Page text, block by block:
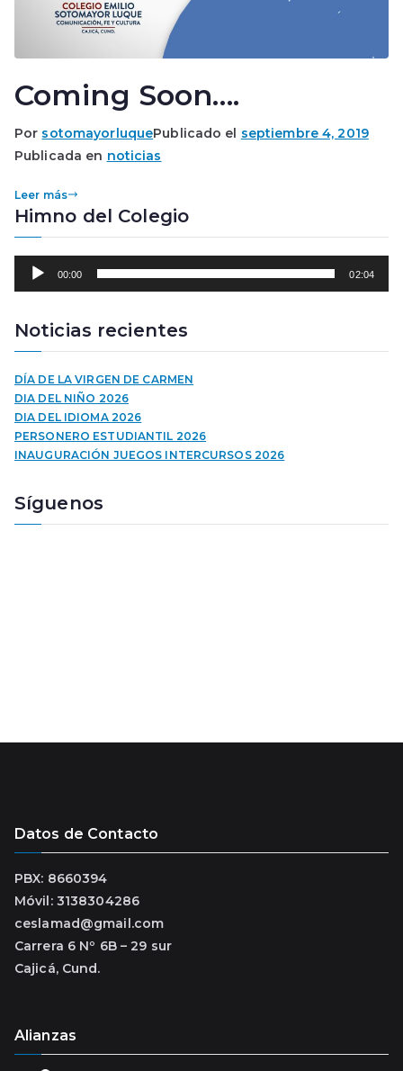
Coming Soon….
Por sotomayorluquePublicado el septiembre 4, 2019
Publicada en noticias
Leer más
Himno del Colegio
o
u
c
t
o
r
a
u
00:00 02:04
Noticias recientes
DÍA DE LA VIRGEN DE CARMEN
DIA DEL NIÑO 2026
DIA DEL IDIOMA 2026
PERSONERO ESTUDIANTIL 2026
INAUGURACIÓN JUEGOS INTERCURSOS 2026
Síguenos
Datos de Contacto
PBX: 8660394
Móvil: 3138304286
ceslamad@gmail.com
Carrera 6 Nº 6B – 29 sur
Cajicá, Cund.
Alianzas